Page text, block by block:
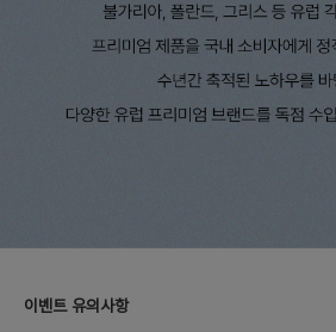
이벤트 유의사항